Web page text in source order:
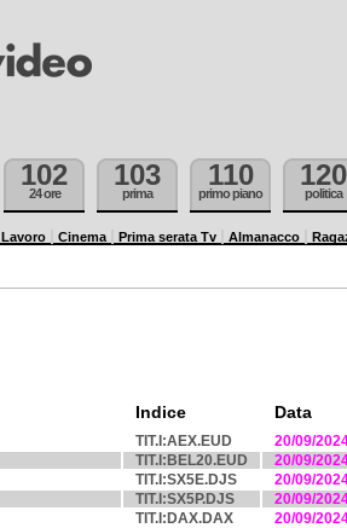
102
24 ore
103
prima
110
primo piano
120
politica
Lavoro Cinema Prima serata Tv Almanacco
Indice Data
TIT.I:AEX.EUD
20/09/
TIT.I:BEL20.EUD
20/09/
TIT.I:SX5E.DJS
20/09/
TIT.I:SX5P.DJS
20/09/
TIT.I:DAX.DAX
20/09/